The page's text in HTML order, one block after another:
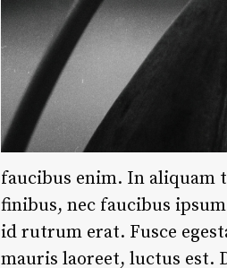
faucibus enim. In aliquam
finibus, nec faucibus
id rutrum erat. Fusce
mauris laoreet, luctus est.